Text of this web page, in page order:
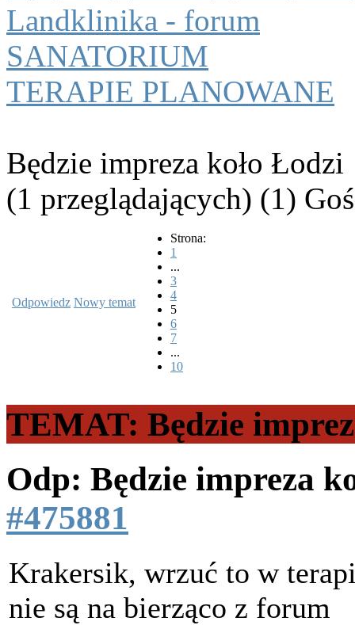
Landklinika - forum
SANATORIUM
TERAPIE PLANOWANE
Będzie impreza koło Łodzi
(1 przeglądających) (1)
Odpowiedz Nowy temat
Strona:
1
...
3
4
5
6
7
...
10
TEMAT: Będzie
Odp: Będzie impreza
#475881
Krakersik, wrzuć to w
nie są na bierząco z forum